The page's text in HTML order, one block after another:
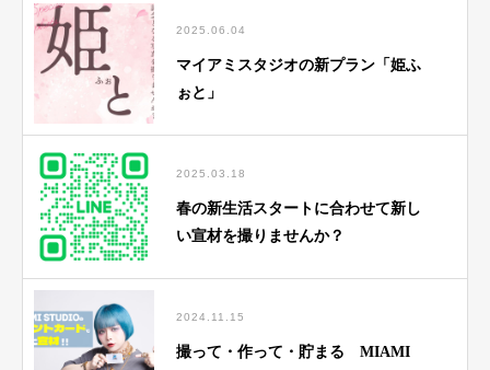
2025.06.04
マイアミスタジオの新プラン「姫ふ
ぉと」
2025.03.18
春の新生活スタートに合わせて新し
い宣材を撮りませんか？
2024.11.15
撮って・作って・貯まる MIAMI